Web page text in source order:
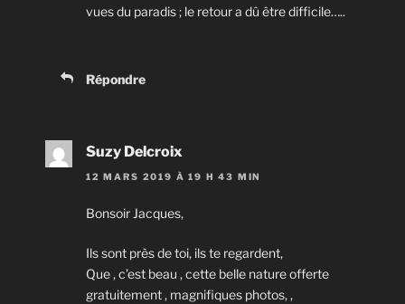
vues du paradis ; le retour a dû être difficile…..
Répondre
Suzy Delcroix
12 MARS 2019 À 19 H 43 MIN
Bonsoir Jacques,
Ils sont près de toi, ils te regardent,
Que , c’est beau , cette belle nature offerte
gratuitement , magnifiques photos, ,